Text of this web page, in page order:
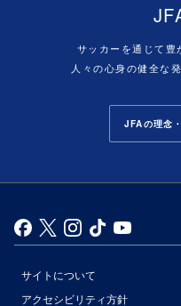
サッカーを通じて豊
人々の心身の健全な
JFAの理念
サイトについて
アクセシビリティ方針